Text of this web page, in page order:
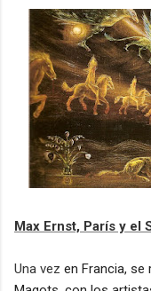
Max Ernst, París y el
Una vez en Francia, se